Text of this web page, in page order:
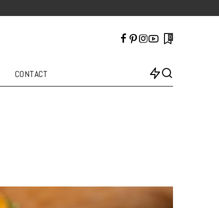
0
CONTACT